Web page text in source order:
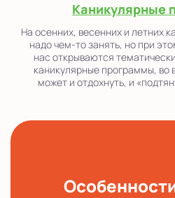
Каникулярные
На осенних, весенних и летних
надо чем-то занять, но при
нас открываются
каникулярные программы, во
может и отдохнуть, и